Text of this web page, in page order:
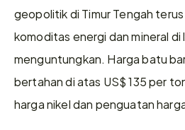
geopolitik di Timur Tengah
komoditas energi dan mineral di
menguntungkan. Harga batu
bertahan di atas US$ 135 per
harga nikel dan penguatan